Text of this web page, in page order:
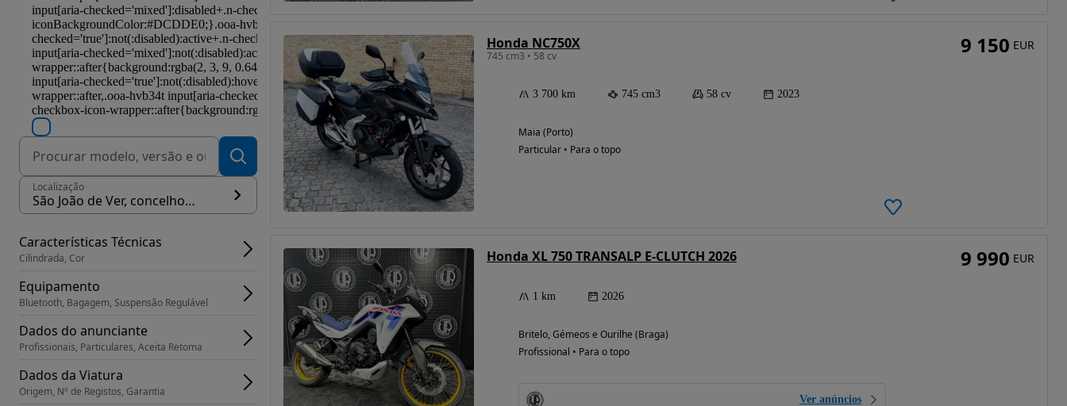
financiamento
Localização
São João de Ver, concelho Santa Maria da Feira
Características Técnicas
Cilindrada, Cor
Equipamento
Bluetooth, Bagagem, Suspensão Regulável
Dados do anunciante
Profissionais, Particulares, Aceita Retoma
Dados da Viatura
Origem, Nº de Registos, Garantia
Honda NC750X
745 cm3 • 58 cv
3 700 km 745 cm3 58 cv 2023
Maia (Porto)
Particular • Para o topo
9 150 EUR
Honda XL 750 TRANSALP E-CLUTCH 2026
1 km 2026
Britelo, Gémeos e Ourilhe (Braga)
Profissional • Para o topo
Ver anúncios
9 990 EUR